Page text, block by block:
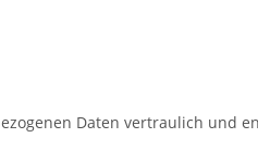
Daten vertraulich und